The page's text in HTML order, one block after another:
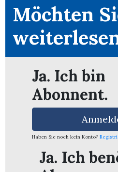
Möchten
Ja. Ich bin
Abonnent.
Haben Sie noch kein Konto?
Ja. Ich